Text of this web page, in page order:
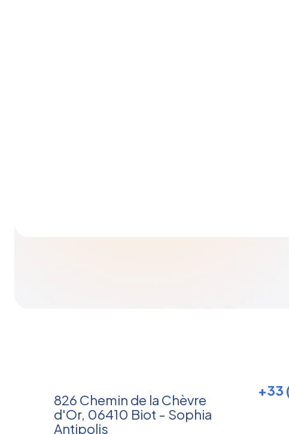
826 Chemin de la Chèvre
d'Or, 06410 Biot - Sophia
Antipolis
+33